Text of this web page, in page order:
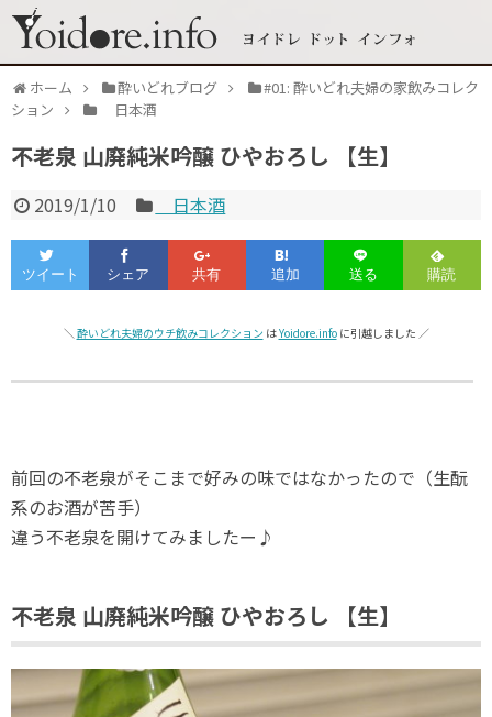
ホーム 酔いどれブログ
#01: 酔いどれ夫婦の家飲みコレク
ション
日本酒
不老泉 山廃純米吟醸 ひやおろし 【生】
2019/1/10 日本酒
＼ 酔いどれ夫婦のウチ飲みコレクション はYoidore.infoに引越しました ／
前回の不老泉がそこまで好みの味ではなかったので（生酛
系のお酒が苦手）
違う不老泉を開けてみましたー♪
不老泉 山廃純米吟醸 ひやおろし 【生】